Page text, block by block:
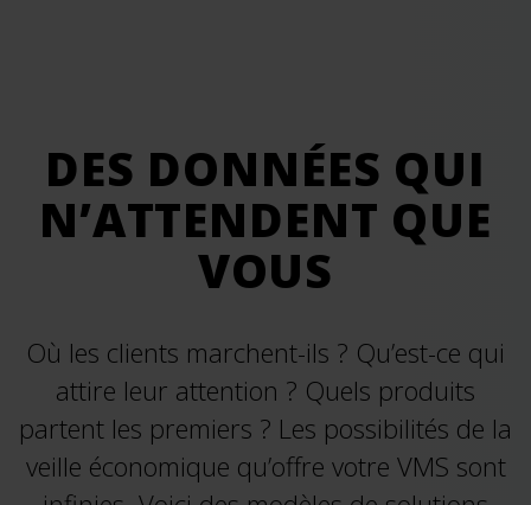
DES DONNÉES QUI
N’ATTENDENT QUE
VOUS
Où les clients marchent-ils ? Qu’est-ce qui
attire leur attention ? Quels produits
partent les premiers ? Les possibilités de la
veille économique qu’offre votre VMS sont